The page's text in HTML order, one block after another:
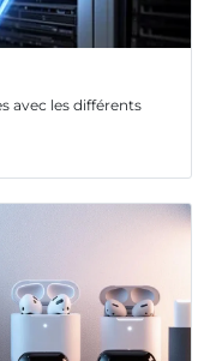
avec les différents